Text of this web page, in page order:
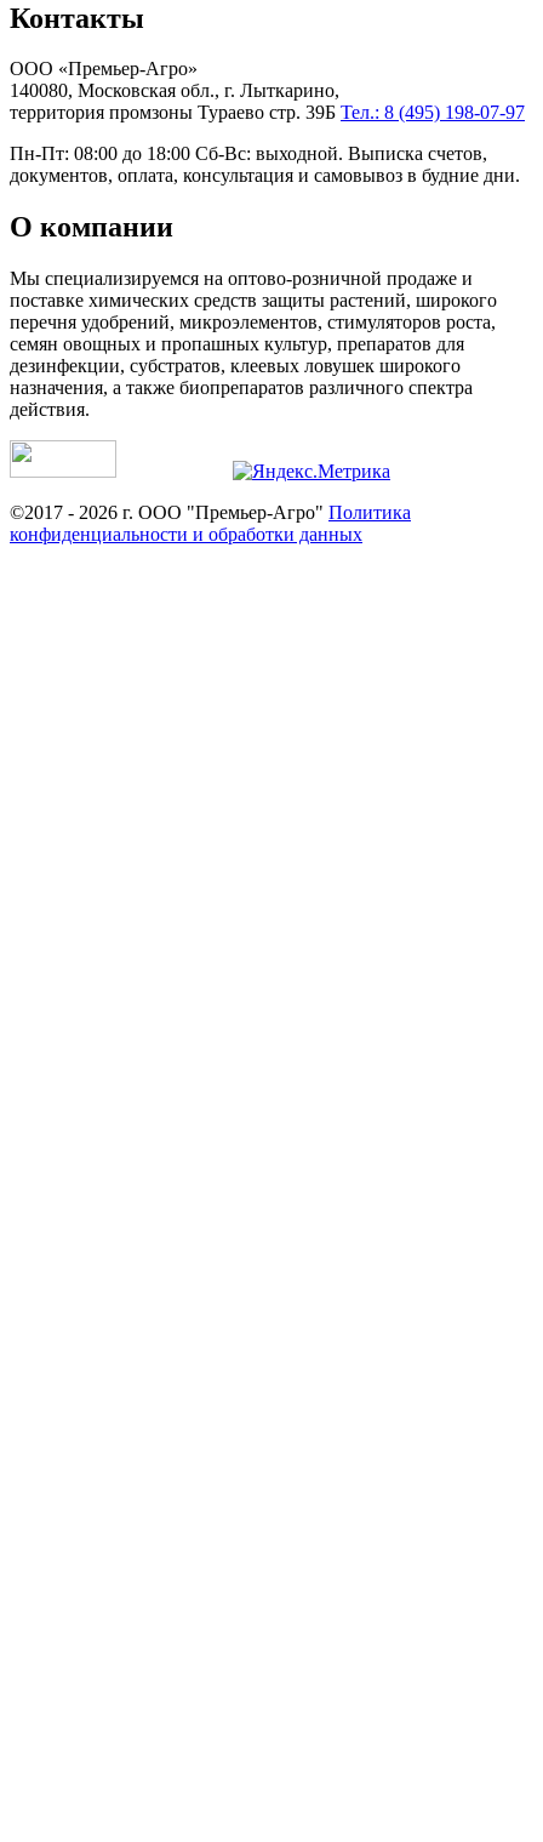
Контакты
ООО «Премьер-Агро»
140080, Московская обл., г. Лыткарино,
территория промзоны Тураево стр. 39Б Тел.: 8 (495) 198-07-97
Пн-Пт: 08:00 до 18:00 Сб-Вс: выходной. Выписка счетов,
документов, оплата, консультация и самовывоз в будние дни.
О компании
Мы специализируемся на оптово-розничной продаже и
поставке химических средств защиты растений, широкого
перечня удобрений, микроэлементов, стимуляторов роста,
семян овощных и пропашных культур, препаратов для
дезинфекции, субстратов, клеевых ловушек широкого
назначения, а также биопрепаратов различного спектра
действия.
©2017 - 2026 г. ООО "Премьер-Агро" Политика
конфиденциальности и обработки данных